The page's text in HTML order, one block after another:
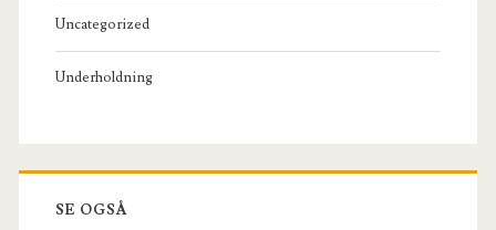
Uncategorized
Underholdning
SE OGSÅ